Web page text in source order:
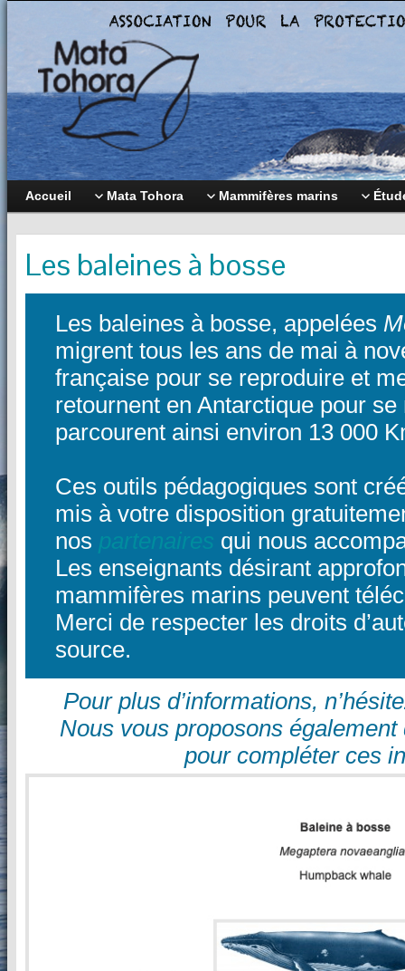
Accueil Mata Tohora Mammifères marins
Les baleines à bosse
Les baleines à bosse, appelées
migrent tous les ans de mai à
française pour se reproduire et
retournent en Antarctique pour
parcourent ainsi environ 13 000
Ces outils pédagogiques sont
mis à votre disposition
nos partenaires qui nous
Les enseignants désirant
mammifères marins peuvent
Merci de respecter les droits
source.
Pour plus d’informations,
Nous vous proposons
pour compléter ces